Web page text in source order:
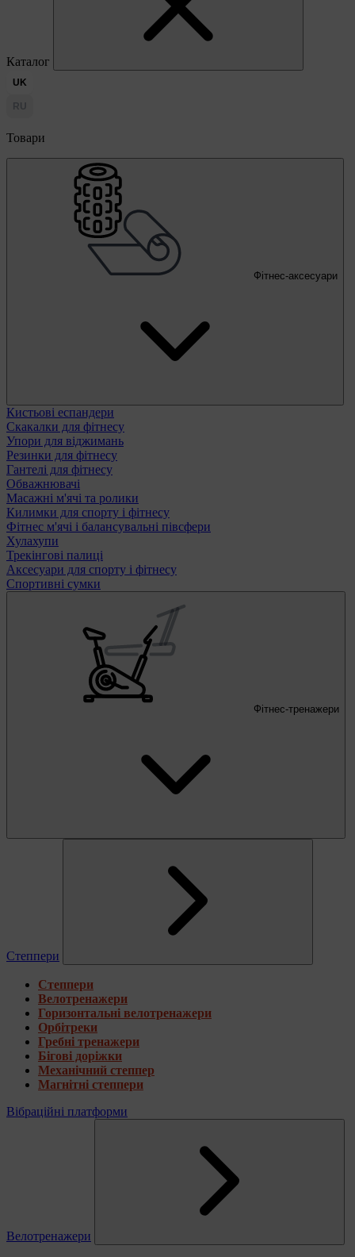
Каталог
UK
RU
Товари
Фітнес-аксесуари
Кистьові еспандери
Скакалки для фітнесу
Упори для віджимань
Резинки для фітнесу
Гантелі для фітнесу
Обважнювачі
Масажні м'ячі та ролики
Килимки для спорту і фітнесу
Фітнес м'ячі і балансувальні півсфери
Хулахупи
Трекінгові палиці
Аксесуари для спорту і фітнесу
Спортивні сумки
Фітнес-тренажери
Степпери
Степпери
Велотренажери
Горизонтальні велотренажери
Орбітреки
Гребні тренажери
Бігові доріжки
Механічний степпер
Магнітні степпери
Вібраційні платформи
Велотренажери